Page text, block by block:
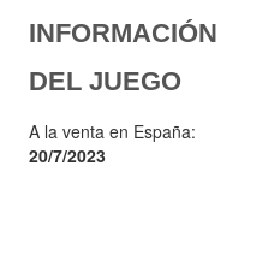
INFORMACIÓN
DEL JUEGO
A la venta en España:
20/7/2023